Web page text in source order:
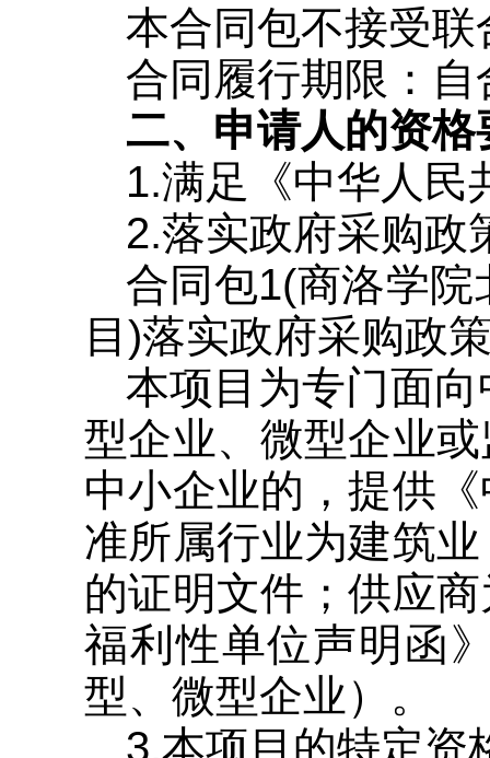
本合同包不接受联
合同履行期限：
二、申请人的资格
1.满足《中华人民
2.落实政府采购政
合同包1(商洛学
目)落实政府采购政
本项目为专门面
型企业、微型企业
中小企业的，提供
准所属行业为建筑
的证明文件；供应
福利性单位声明函
型、微型企业）。
3.本项目的特定资